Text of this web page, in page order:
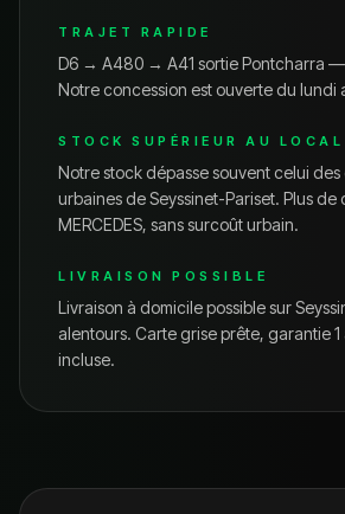
TRAJET RAPIDE
D6 → A480 → A41 sortie Pontcharra
Notre concession est ouverte du lundi
STOCK SUPÉRIEUR AU LOCAL
Notre stock dépasse souvent celui
urbaines deSeyssinet-Pariset. Plus de
MERCEDES, sans surcoût urbain.
LIVRAISON POSSIBLE
Livraison à domicile possible sur
alentours. Carte grise prête, garantie 1
incluse.